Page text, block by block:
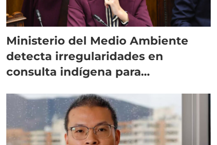
Ministerio del Medio Ambiente
detecta irregularidades en
consulta indígena para